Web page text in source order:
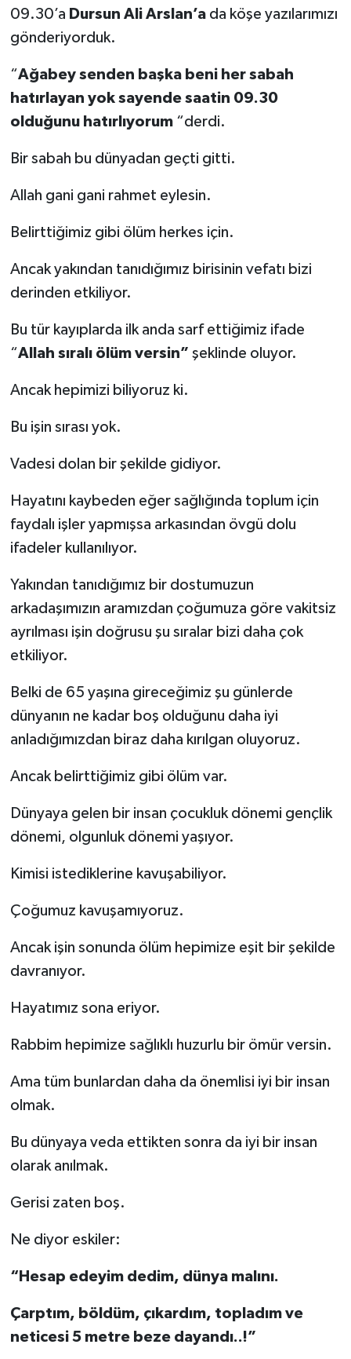
09.30’a Dursun Ali Arslan’ada köşe yazılarımızı
gönderiyorduk.
“Ağabey senden başka beni her sabah
hatırlayan yok sayende saatin 09.30
olduğunu hatırlıyorum“derdi.
Bir sabah bu dünyadan geçti gitti.
Allah gani gani rahmet eylesin.
Belirttiğimiz gibi ölüm herkes için.
Ancak yakından tanıdığımız birisinin vefatı bizi
derinden etkiliyor.
Bu tür kayıplarda ilk anda sarf ettiğimiz ifade
“Allah sıralı ölüm versin” şeklinde oluyor.
Ancak hepimizi biliyoruz ki.
Bu işin sırası yok.
Vadesi dolan bir şekilde gidiyor.
Hayatını kaybeden eğer sağlığında toplum için
faydalı işler yapmışsa arkasından övgü dolu
ifadeler kullanılıyor.
Yakından tanıdığımız bir dostumuzun
arkadaşımızın aramızdan çoğumuza göre vakitsiz
ayrılması işin doğrusu şu sıralar bizi daha çok
etkiliyor.
Belki de 65 yaşına gireceğimiz şu günlerde
dünyanın ne kadar boş olduğunu daha iyi
anladığımızdan biraz daha kırılgan oluyoruz.
Ancak belirttiğimiz gibi ölüm var.
Dünyaya gelen bir insan çocukluk dönemi gençlik
dönemi, olgunluk dönemi yaşıyor.
Kimisi istediklerine kavuşabiliyor.
Çoğumuz kavuşamıyoruz.
Ancak işin sonunda ölüm hepimize eşit bir şekilde
davranıyor.
Hayatımız sona eriyor.
Rabbim hepimize sağlıklı huzurlu bir ömür versin.
Ama tüm bunlardan daha da önemlisi iyi bir insan
olmak.
Bu dünyaya veda ettikten sonra da iyi bir insan
olarak anılmak.
Gerisi zaten boş.
Ne diyor eskiler:
“Hesap edeyim dedim, dünya malını.
Çarptım, böldüm, çıkardım, topladım ve
neticesi 5 metre beze dayandı..!”